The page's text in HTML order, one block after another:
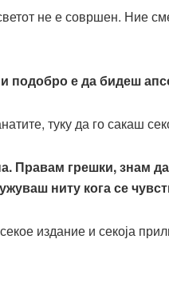
не е совршен. Ние
подобро е да бидеш
туку да го сакаш
Правам грешки, знам
ниту кога се
издание и секоја